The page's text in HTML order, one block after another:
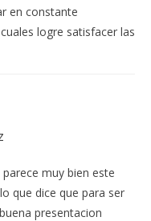
en constante
logre satisfacer las
muy bien este
que dice que para ser
presentacion